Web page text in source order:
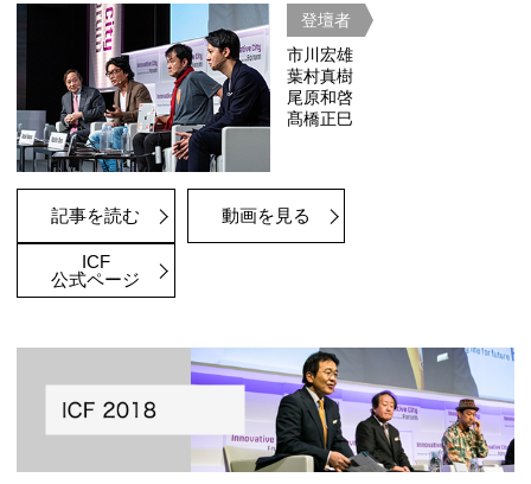
2019年は3回にわたるプレセミナーを
ICF都市戦略セッションにおいては「
世界都市 ～人は未来の都市空間に何
は、働き方そして住まい方が多様化す
て、2035年の未来の東京において我々
「住まう」と「働く」のバランスをど
か、そしてどのように両者を共存させ
きるか、について会場からの意見をい